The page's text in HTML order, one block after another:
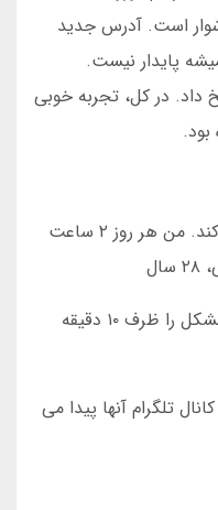
است. آدرس جدید
همیشه پایدار نیست.
دیر پاسخ داد. در کل، تجربه خوبی
بود.
«برنامه بت 30 خیلی روان کار می کند. من هر روز ۲ ساعت
«یک بار واریز نشد، اما پشتیبانی مشکل را ظرف ۱۰ دقیقه
همیشه در کانال تلگرام آنها پیدا می